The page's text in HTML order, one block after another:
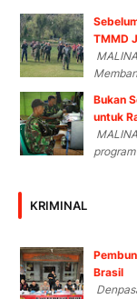
TMMD
Bukan
untuk
KRIMINAL
Brasil